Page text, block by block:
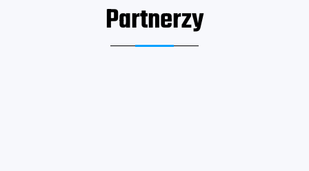
Partnerzy